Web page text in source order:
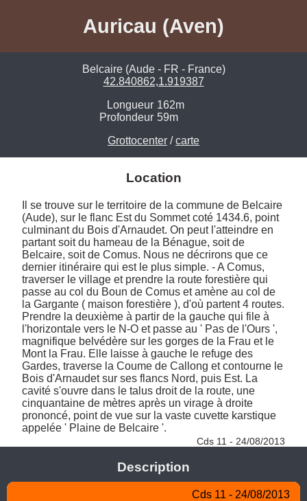
Auricau (Aven)
Belcaire (Aude - FR - France)
42.840862,1.919387
Longueur 162m
Profondeur 59m
Grottocenter /carte
Location
Il se trouve sur le territoire de la commune de Belcaire
(Aude), sur le flanc Est du Sommet coté 1434.6, point
culminant du Bois d'Arnaudet. On peut l'atteindre en
partant soit du hameau de la Bénague, soit de
Belcaire, soit de Comus. Nous ne décrirons que ce
dernier itinéraire qui est le plus simple. - A Comus,
traverser le village et prendre la route forestière qui
passe au col du Boun de Comus et amène au col de
la Gargante ( maison forestière ), d'où partent 4 routes.
Prendre la deuxième à partir de la gauche qui file à
l'horizontale vers le N-O et passe au ' Pas de l'Ours ',
magnifique belvédère sur les gorges de la Frau et le
Mont la Frau. Elle laisse à gauche le refuge des
Gardes, traverse la Coume de Callong et contourne le
Bois d'Arnaudet sur ses flancs Nord, puis Est. La
cavité s'ouvre dans le talus droit de la route, une
cinquantaine de mètres après un virage à droite
prononcé, point de vue sur la vaste cuvette karstique
appelée ' Plaine de Belcaire '.
Cds 11 - 24/08/2013
Description
Cds 11 - 24/08/2013